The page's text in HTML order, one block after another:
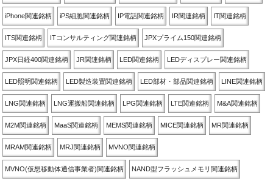
iPhone関連銘柄 iPS細胞関連銘柄 IP電話関連銘柄 IR関連銘柄 IT関連銘柄
ITS関連銘柄 ITコンサルティング関連銘柄 JPXプライム150関連銘柄
JPX日経400関連銘柄 JR関連銘柄 LED関連銘柄 LEDディスプレー関連銘柄
LED照明関連銘柄 LED製造装置関連銘柄 LED部材・部品関連銘柄 LINE関連銘柄
LNG関連銘柄 LNG運搬船関連銘柄 LPG関連銘柄 LTE関連銘柄 M&A関連銘柄
M2M関連銘柄 MaaS関連銘柄 MEMS関連銘柄 MICE関連銘柄 MR関連銘柄
MRAM関連銘柄 MRJ関連銘柄 MVNO関連銘柄
MVNO(仮想移動体通信事業者)関連銘柄 NAND型フラッシュメモリ関連銘柄